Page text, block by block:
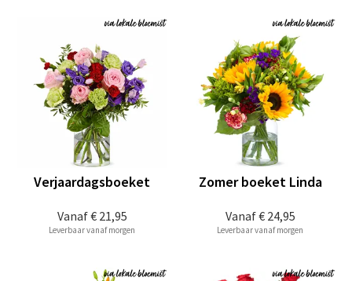
Vanaf€ 21,95
Verjaardagsboeket
Leverbaar vanaf morgen
Vanaf€ 24,95
Zomer boeket Linda
Leverbaar vanaf morgen